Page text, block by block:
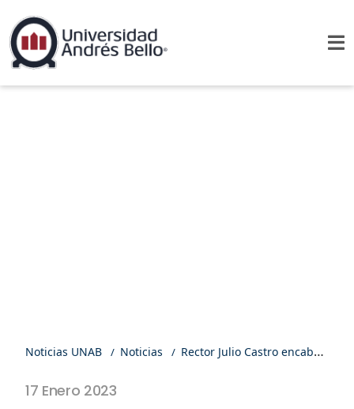
Noticias UNAB Noticias Rector Julio Castro encabezó delegación UNAB que participó en conferencia de la MSCHE
17 Enero 2023